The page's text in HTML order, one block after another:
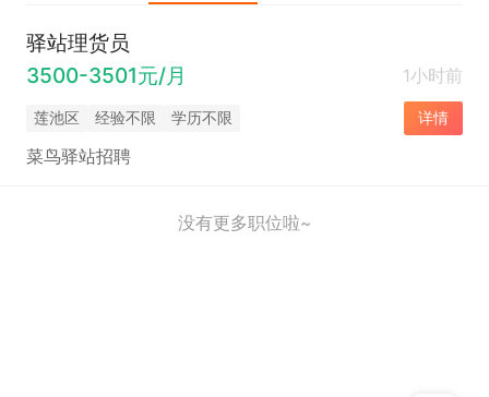
驿站理货员
3500-3501元/月
1小时前
莲池区 经验不限 学历不限 详情
菜鸟驿站招聘
没有更多职位啦~